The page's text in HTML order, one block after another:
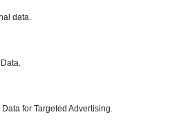
data.
for Targeted Advertising.
20 03 20